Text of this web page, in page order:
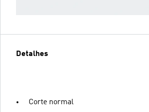
Detalhes
Corte normal